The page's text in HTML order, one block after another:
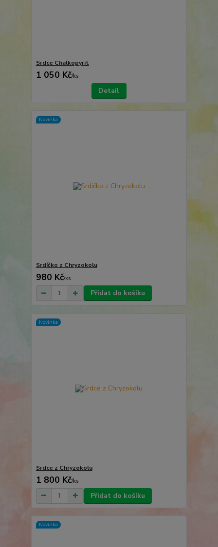
Srdce Chalkopyrit
1 050 Kč/ks
Detail
Novinka
Srdíčko z Chryzokolu
980 Kč/ks
Přidat do košíku
Novinka
Srdce z Chryzokolu
1 800 Kč/ks
Přidat do košíku
Novinka